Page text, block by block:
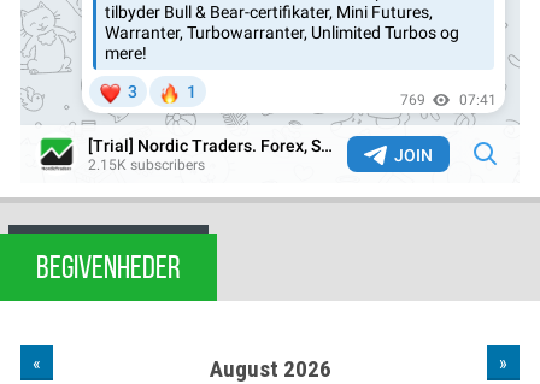
BEGIVENHEDER
« August 2026 »